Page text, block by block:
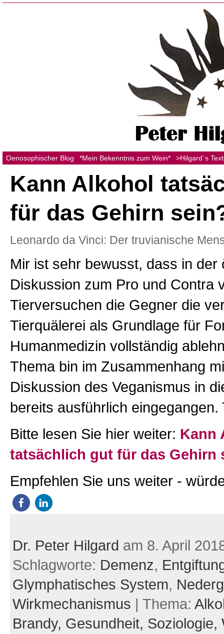
Oenosophischer Blog *Mein Bekenntnis zum Wein* >Hilgard´s
Kann Alkohol
für das Gehirn
Leonardo da Vinci: Der truvianische
Mir ist sehr bewusst, dass in der
Diskussion zum Pro und Contra
Tierversuchen die Gegner die
Tierquälerei als Grundlage für
Humanmedizin vollständig
Thema bin im Zusammenhang
Diskussion des Veganismus in
bereits ausführlich eingegangen.
Bitte lesen Sie hier weiter: Kann
tatsächlich gut für das Gehirn
Empfehlen Sie uns weiter -
Dr. Peter Hilgard am 8. April
Schlagworte: Demenz,
Glymphatisches System,
Wirkmechanismus | Thema:
Brandy, Gesundheit, Soziologie,